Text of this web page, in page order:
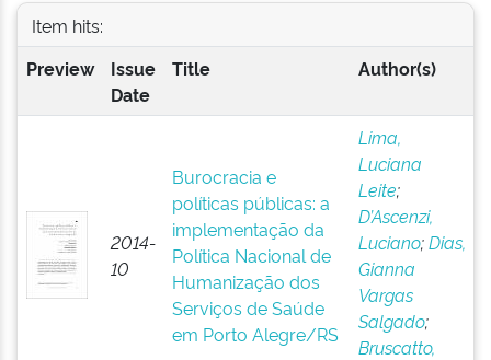
Item hits:
Preview
Issue
Date
Title Author(s)
2014-
10
Burocracia e
políticas públicas: a
implementação da
Política Nacional de
Humanização dos
Serviços de Saúde
em Porto Alegre/RS
Lima,
Luciana
Leite;
D’Ascenzi,
Luciano;Dias,
Gianna
Vargas
Salgado;
Bruscatto,